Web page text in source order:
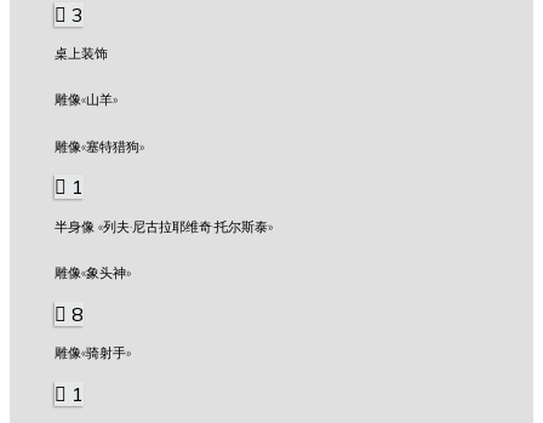
3
桌上装饰
雕像«山羊»
雕像«塞特猎狗»
1
半身像 «列夫·尼古拉耶维奇·托尔斯泰»
雕像«象头神»
8
雕像«骑射手»
1